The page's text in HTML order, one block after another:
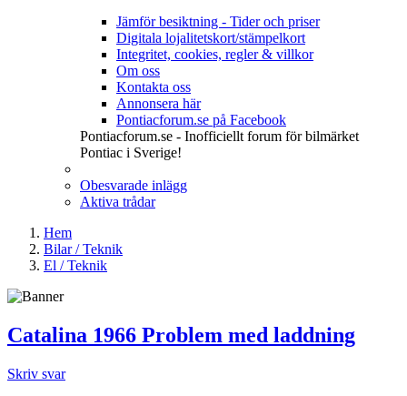
Jämför besiktning - Tider och priser
Digitala lojalitetskort/stämpelkort
Integritet, cookies, regler & villkor
Om oss
Kontakta oss
Annonsera här
Pontiacforum.se på Facebook
Pontiacforum.se - Inofficiellt forum för bilmärket
Pontiac i Sverige!
Obesvarade inlägg
Aktiva trådar
Hem
Bilar / Teknik
El / Teknik
Catalina 1966 Problem med laddning
Skriv svar